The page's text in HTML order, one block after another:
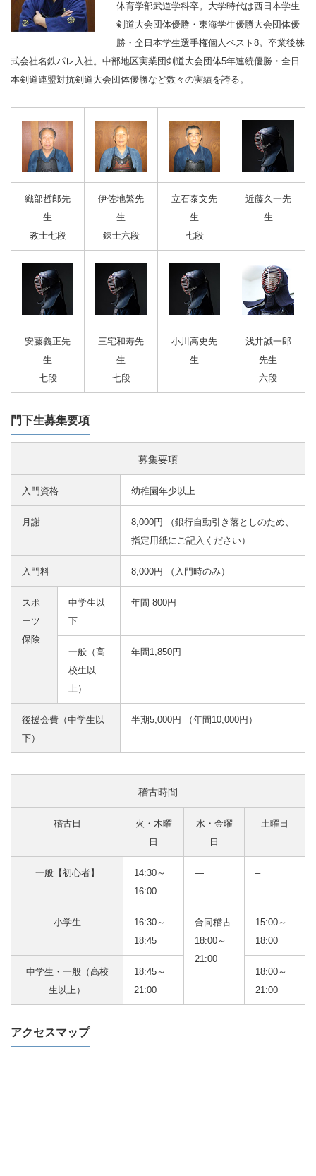
体育学部武道学科卒。大学時代は西日本学生
剣道大会団体優勝・東海学生優勝大会団体優
勝・全日本学生選手権個人ベスト8。卒業後株
式会社名鉄パレ入社。中部地区実業団剣道大会団体5年連続優勝・全日
本剣道連盟対抗剣道大会団体優勝など数々の実績を誇る。
織部哲郎先
生
教士七段
伊佐地繁先
生
錬士六段
立石泰文先
生
七段
近藤久一先
生
安藤義正先
生
七段
三宅和寿先
生
七段
小川高史先
生
浅井誠一郎
先生
六段
門下生募集要項
募集要項
入門資格 幼稚園年少以上
月謝
8,000円 （銀行自動引き落としのため、
指定用紙にご記入ください）
入門料 8,000円 （入門時のみ）
スポ
ーツ
保険
中学生以
下
年間 800円
一般（高
校生以
上）
年間1,850円
後援会費（中学生以
下）
半期5,000円 （年間10,000円）
稽古時間
稽古日
火・木曜
日
水・金曜
日
土曜日
一般【初心者】
14:30～
16:00
― –
小学生
16:30～
18:45
合同稽古
18:00～
21:00
15:00～
18:00
中学生・一般（高校
生以上）
18:45～
21:00
18:00～
21:00
アクセスマップ